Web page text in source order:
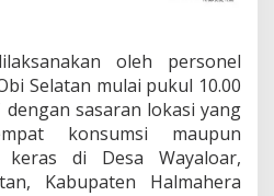
oleh personel
Selatan mulai pukul 10.00
sasaran lokasi yang
konsumsi maupun
keras di Desa Wayaloar,
Kabupaten Halmahera